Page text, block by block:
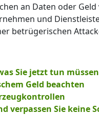
an Daten oder
und
betrügerischen
Sie jetzt tun müssen
Geld beachten
verpassen Sie keine